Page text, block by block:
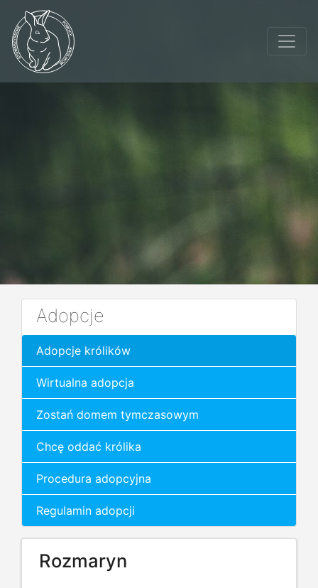
Adopcje
Adopcje królików
Wirtualna adopcja
Zostań domem tymczasowym
Chcę oddać królika
Procedura adopcyjna
Regulamin adopcji
Rozmaryn